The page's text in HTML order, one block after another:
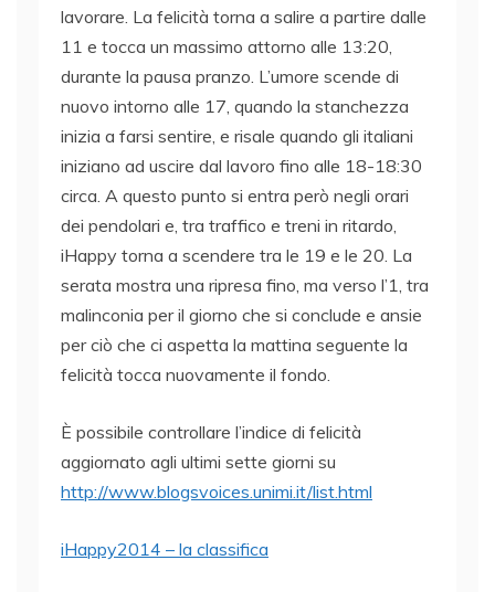
lavorare. La felicità torna a salire a partire dalle
11 e tocca un massimo attorno alle 13:20,
durante la pausa pranzo. L’umore scende di
nuovo intorno alle 17, quando la stanchezza
inizia a farsi sentire, e risale quando gli italiani
iniziano ad uscire dal lavoro fino alle 18-18:30
circa. A questo punto si entra però negli orari
dei pendolari e, tra traffico e treni in ritardo,
iHappy torna a scendere tra le 19 e le 20. La
serata mostra una ripresa fino, ma verso l’1, tra
malinconia per il giorno che si conclude e ansie
per ciò che ci aspetta la mattina seguente la
felicità tocca nuovamente il fondo.
È possibile controllare l’indice di felicità
aggiornato agli ultimi sette giorni su
http://www.blogsvoices.unimi.it/list.html
iHappy2014 – la classifica